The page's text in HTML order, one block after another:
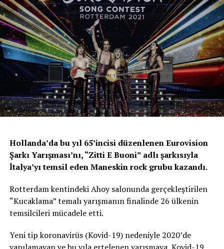
Hollanda’da bu yıl 65’incisi düzenlenen Eurovision
Şarkı Yarışması’nı, “Zitti E Buoni” adlı şarkısıyla
İtalya’yı temsil eden Maneskin rock grubu kazandı.
Rotterdam kentindeki Ahoy salonunda gerçekleştirilen
“Kucaklama” temalı yarışmanın finalinde 26 ülkenin
temsilcileri mücadele etti.
Yeni tip koronavirüs (Kovid-19) nedeniyle 2020’de